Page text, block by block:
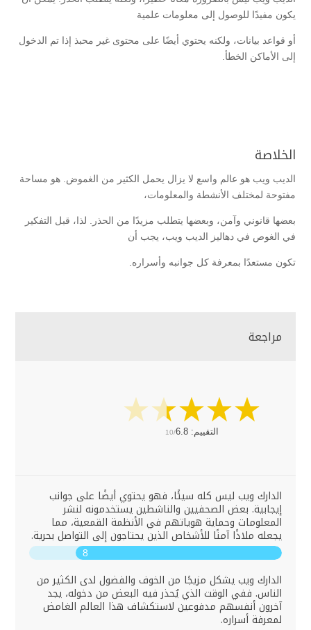
يكون مفيدًا للوصول إلى معلومات علمية
أو قواعد بيانات، ولكنه يحتوي أيضًا على محتوى غير محبذ إذا تم الدخول
إلى الأماكن الخطأ.
الخلاصة
الديب ويب هو عالم واسع لا يزال يحمل الكثير من الغموض. هو مساحة
مفتوحة لمختلف الأنشطة والمعلومات،
بعضها قانوني وآمن، وبعضها يتطلب مزيدًا من الحذر. لذا، قبل التفكير
في الغوص في دهاليز الديب ويب، يجب أن
تكون مستعدًا بمعرفة كل جوانبه وأسراره.
مراجعة
التقييم: 10/6.8
الدارك ويب ليس كله سيئًا، فهو يحتوي أيضًا على جوانب
إيجابية. بعض الصحفيين والناشطين يستخدمونه لنشر
المعلومات وحماية هوياتهم في الأنظمة القمعية، مما
يجعله ملاذًا آمنًا للأشخاص الذين يحتاجون إلى التواصل بحرية.
8
الدارك ويب يشكل مزيجًا من الخوف والفضول لدى الكثير من
الناس. ففي الوقت الذي يُحذر فيه البعض من دخوله، يجد
آخرون أنفسهم مدفوعين لاستكشاف هذا العالم الغامض
لمعرفة أسراره.